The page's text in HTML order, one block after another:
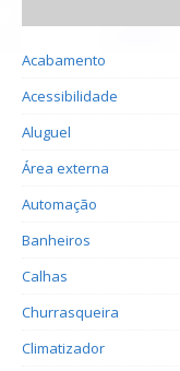
Acabamento
Acessibilidade
Aluguel
Área externa
Automação
Banheiros
Calhas
Churrasqueira
Climatizador